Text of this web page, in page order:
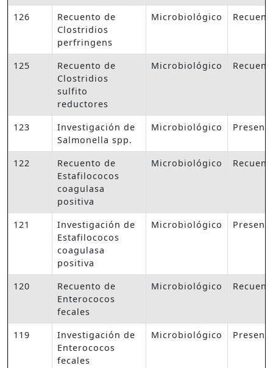
126
Recuento de
Clostridios
perfringens
Microbiológico
125
Recuento de
Clostridios
sulfito
reductores
Microbiológico
123
Investigación de
Salmonella spp.
Microbiológico
122
Recuento de
Estafilococos
coagulasa
positiva
Microbiológico
121
Investigación de
Estafilococos
coagulasa
positiva
Microbiológico
120
Recuento de
Enterococos
fecales
Microbiológico
119
Investigación de
Enterococos
fecales
Microbiológico